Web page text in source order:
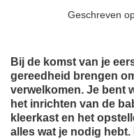
Geschreven
Bij de komst van je
gereedheid brengen
verwelkomen. Je bent
het inrichten van de
kleerkast en het
alles wat je nodig hebt.